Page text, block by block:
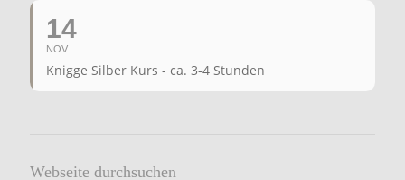
14
NOV
Knigge Silber Kurs - ca. 3-4 Stunden
Webseite durchsuchen